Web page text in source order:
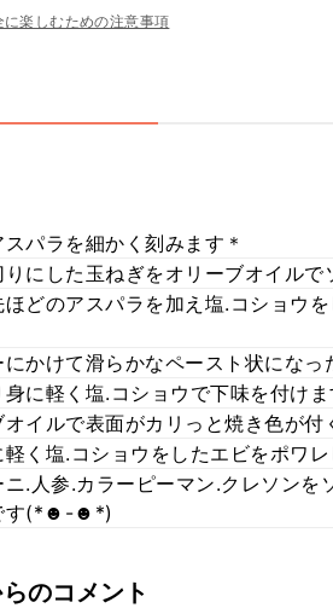
に楽しむための注意事項
スパラを細かく刻みます＊
りにした玉ねぎをオリーブオイルで
ほどのアスパラを加え塩.コショウ
にかけて滑らかなペースト状になっ
身に軽く塩.コショウで下味を付けま
オイルで表面がカリっと焼き色が付
軽く塩.コショウをしたエビをポワレ
ニ.人参.カラーピーマン.クレソン
す(*☻-☻*)
のコメント